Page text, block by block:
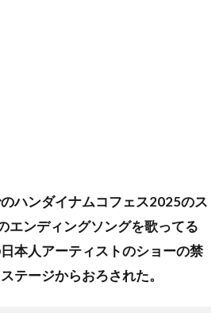
ハンダイナムコフェス2025のス
エンディングソングを歌ってる
本人アーティストのショーの禁
テージからおろされた。